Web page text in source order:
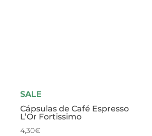
SALE
Cápsulas de Café Espresso
L’Or Fortissimo
4,30€